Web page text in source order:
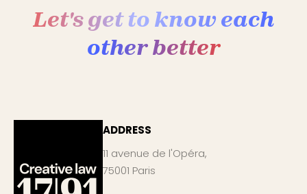
Let's get to know each
other better
ADDRESS
11 avenue de l'Opéra,
75001 Paris